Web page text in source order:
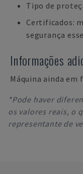
Tipo de
Certificados:
segurança
Informações
Máquina ainda
*Pode haver
os valores reais, o
representante de